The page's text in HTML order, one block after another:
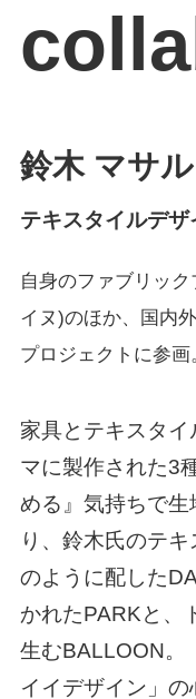
鈴木 マサル
テキスタイルデザ
自身のファブリッ
イヌ)のほか、
国内
プロジェクトに参画
家具とテキスタ
マに製作された3
める』気持ちで
り、鈴木氏のテ
のように配した
かれたPARKと、
生むBALLOON。
イイデザイン」